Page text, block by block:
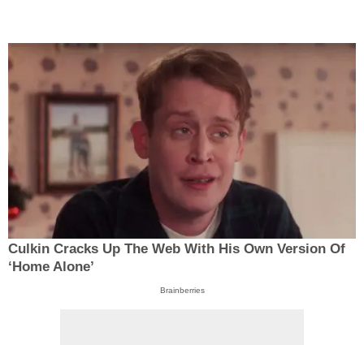
Culkin Cracks Up The Web With His Own Version Of
‘Home Alone’
Brainberries